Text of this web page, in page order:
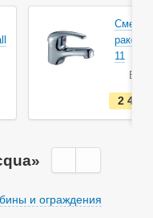
11
В
2 479
и ограждения